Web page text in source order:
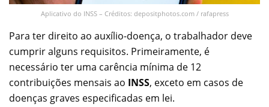
Aplicativo do INSS – Créditos: depositphotos.com / rafapress
Para ter direito ao auxílio-doença, o trabalhador deve
cumprir alguns requisitos. Primeiramente, é
necessário ter uma carência mínima de 12
contribuições mensais ao INSS, exceto em casos de
doenças graves especificadas em lei.